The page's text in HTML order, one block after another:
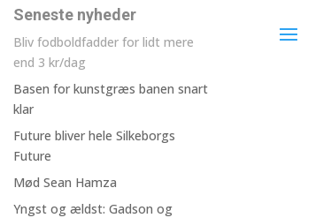
Seneste nyheder
Bliv fodboldfadder for lidt mere
end 3 kr/dag
Basen for kunstgræs banen snart
klar
Future bliver hele Silkeborgs
Future
Mød Sean Hamza
Yngst og ældst: Gadson og